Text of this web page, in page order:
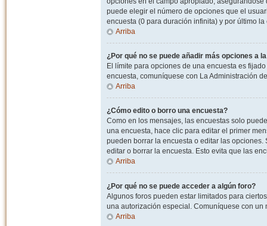
puede elegir el número de opciones que el
encuesta (0 para duración infinita) y por último
Arriba
¿Por qué no se puede añadir más opciones a
El límite para opciones de una encuesta es
encuesta, comuníquese con La Administración
Arriba
¿Cómo edito o borro una encuesta?
Como en los mensajes, las encuestas solo
una encuesta, hace clic para editar el primer
pueden borrar la encuesta o editar las
editar o borrar la encuesta. Esto evita que las
Arriba
¿Por qué no se puede acceder a algún foro?
Algunos foros pueden estar limitados para
una autorización especial. Comuníquese con
Arriba